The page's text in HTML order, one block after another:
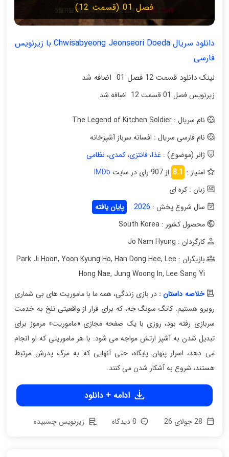
فصل 01 (قسمت 12)
دانلود سریال Chwisabyeong Jeonseori Doeda با زیرنویس
فارسی
لینک دانلود قسمت 12 فصل 01 اضافه شد
زیرنویس فصل 01 قسمت 12 اضافه شد
نام سریال : The Legend of Kitchen Soldier
نام فارسی سریال : افسانه سرباز آشپزخانه
ژانر (موضوع) : غذا،فانتزی،کمدی، نظامی
امتیاز : 8.1 از 907 رای در سایت
IMDb
زبان : کره ای
سال شروع پخش : 2026
پایان یافته
محصول کشور : South Korea
کارگردان : Jo Nam Hyung
بازیگران : Park Ji Hoon
, Yoon Kyung Ho, Han Dong Hee, Lee
Hong Nae, Jung Woong In, Lee Sang Yi
خلاصه داستان : در بازی زندگی، همه ما با ماموریت های بی شماری
روبرو هستیم. کانگ سونگ جه، که برای فرار از واقعیتی تلخ به خدمت
سربازی رفته بود، روزی با یک صفحه مجازی «ماموریت» مرموز برای
تبدیل شدن به آشپز ارتش مواجه می شود. با هر ماموریتی که او انجام
می دهد، اسرار پنهان پایگاه، حتی آنهایی که به مرگ پدرش مرتبط
هستند، شروع به آشکار شدن می کنند.
ادامه + دانلود
زیرنویس چسبیده